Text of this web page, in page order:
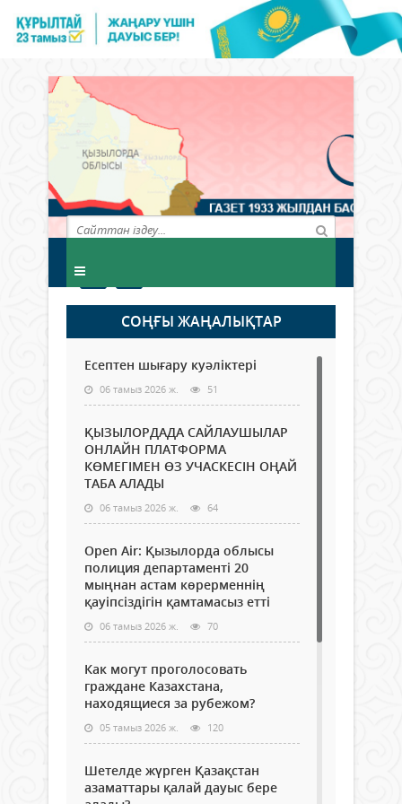
СОҢҒЫ ЖАҢАЛЫҚТАР
Есептен шығару куәліктері
06 тамыз 2026 ж. 51
ҚЫЗЫЛОРДАДА САЙЛАУШЫЛАР
ОНЛАЙН ПЛАТФОРМА
КӨМЕГІМЕН ӨЗ УЧАСКЕСІН ОҢАЙ
ТАБА АЛАДЫ
06 тамыз 2026 ж. 64
Open Air: Қызылорда облысы
полиция департаменті 20
мыңнан астам көрерменнің
қауіпсіздігін қамтамасыз етті
06 тамыз 2026 ж. 70
Как могут проголосовать
граждане Казахстана,
находящиеся за рубежом?
05 тамыз 2026 ж. 120
Шетелде жүрген Қазақстан
азаматтары қалай дауыс бере